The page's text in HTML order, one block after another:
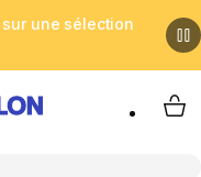
sur une sélection
My